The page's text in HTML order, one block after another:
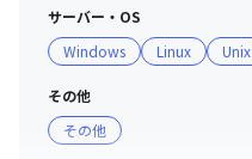
サーバー・OS
Windows
Linux Unix
その他
その他